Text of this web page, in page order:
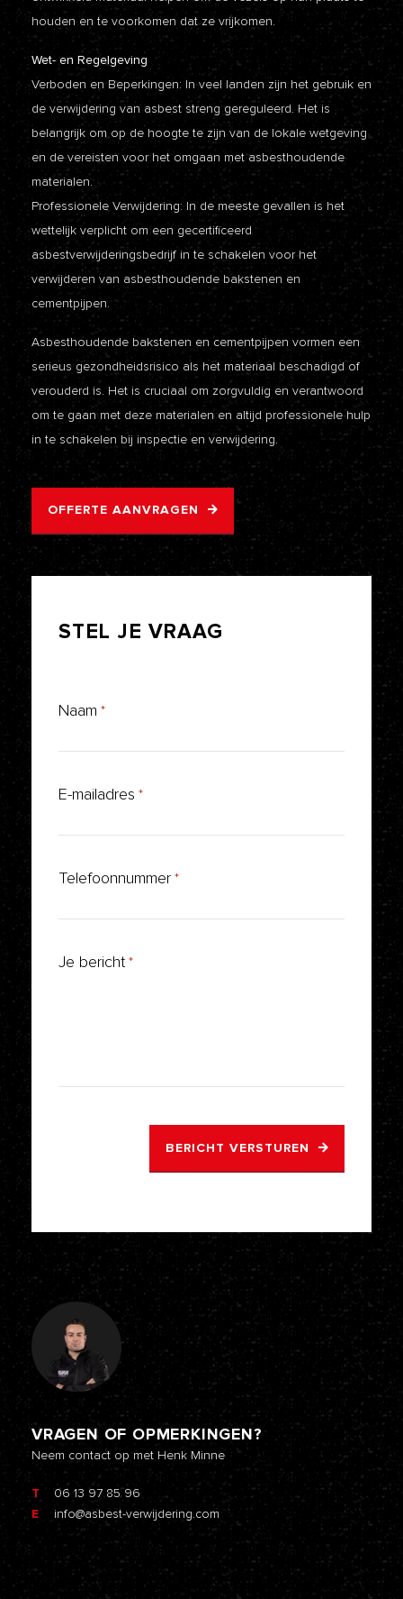
houden en te voorkomen dat ze vrijkomen.
Wet- en Regelgeving
Verboden en Beperkingen: In veel landen zijn het gebruik en
de verwijdering van asbest streng gereguleerd. Het is
belangrijk om op de hoogte te zijn van de lokale wetgeving
en de vereisten voor het omgaan met asbesthoudende
materialen.
Professionele Verwijdering: In de meeste gevallen is het
wettelijk verplicht om een gecertificeerd
asbestverwijderingsbedrijf in te schakelen voor het
verwijderen van asbesthoudende bakstenen en
cementpijpen.
Asbesthoudende bakstenen en cementpijpen vormen een
serieus gezondheidsrisico als het materiaal beschadigd of
verouderd is. Het is cruciaal om zorgvuldig en verantwoord
om te gaan met deze materialen en altijd professionele hulp
in te schakelen bij inspectie en verwijdering.
OFFERTE AANVRAGEN
STEL JE VRAAG
Naam *
E-mailadres *
Telefoonnummer *
Je bericht *
BERICHT VERSTUREN
VRAGEN OF OPMERKINGEN?
Neem contact op met Henk Minne
T
06 13 97 85 96
E
info@asbest-verwijdering.com